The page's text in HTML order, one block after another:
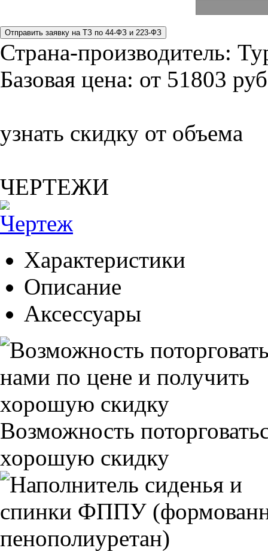
Страна-производитель:
Базовая цена: от 51803
узнать скидку от объема
ЧЕРТЕЖИ
Характеристики
Описание
Аксессуары
Возможность
хорошую скидку